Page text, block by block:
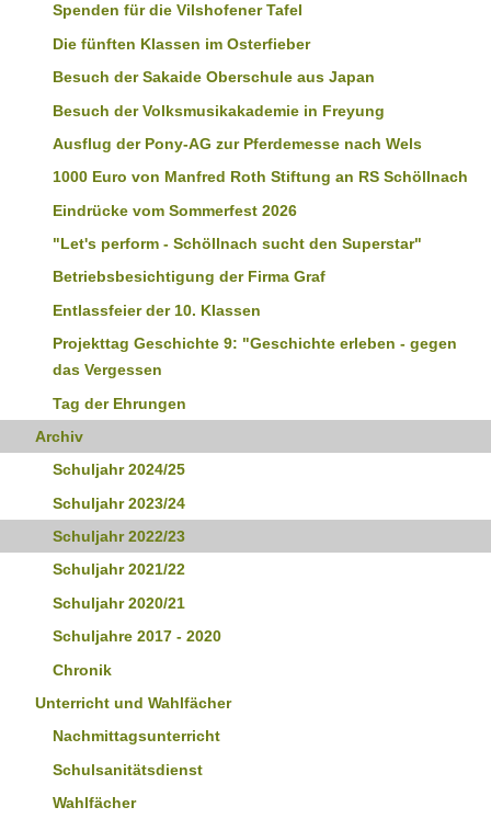
Spenden für die Vilshofener Tafel
Die fünften Klassen im Osterfieber
Besuch der Sakaide Oberschule aus Japan
Besuch der Volksmusikakademie in Freyung
Ausflug der Pony-AG zur Pferdemesse nach Wels
1000 Euro von Manfred Roth Stiftung an RS Schöllnach
Eindrücke vom Sommerfest 2026
"Let's perform - Schöllnach sucht den Superstar"
Betriebsbesichtigung der Firma Graf
Entlassfeier der 10. Klassen
Projekttag Geschichte 9: "Geschichte erleben - gegen
das Vergessen
Tag der Ehrungen
Archiv
Schuljahr 2024/25
Schuljahr 2023/24
Schuljahr 2022/23
Schuljahr 2021/22
Schuljahr 2020/21
Schuljahre 2017 - 2020
Chronik
Unterricht und Wahlfächer
Nachmittagsunterricht
Schulsanitätsdienst
Wahlfächer